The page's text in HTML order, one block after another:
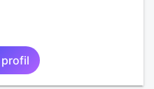
profil